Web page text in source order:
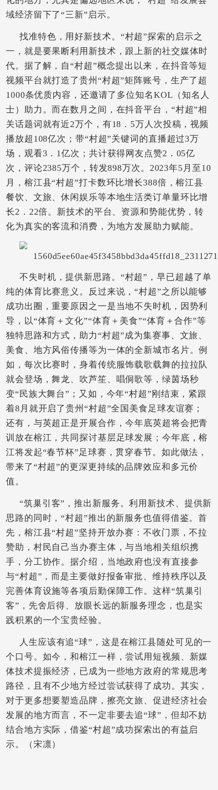
域经济留下了“三新”启示。
找准特色，用好新技术。“村超”探索的启示之
一，就是要果断利用新技术，跟上新的社交媒体时
代。据了解，自“村超”概念提出以来，在抖音等短
视频平台就打造了贵州“村超”矩阵账号，生产了超
1000条优质内容，还邀请了多位知名KOL（知名人
士）助力。而在数月之间，在抖音平台，“村超”相
关话题词就有近2万个，有18．5万人次投稿，视频
播放超108亿次；带“村超”关键词的直播超过3万
场，观看3．1亿次；共计获得网友点赞2．05亿
次，评论2385万个，转发898万次。2023年5月至10
月，榕江县“村超”打卡数环比增长388倍，榕江县
餐饮、文旅、休闲娱乐等本地生活类订单量环比增
长2．22倍。新技术的平台、资源和势能优势，转
化为真实的客流和消费，为地方发展助力赋能。
不失时机，提供新思路。“村超”，早已超越了单
纯的体育比赛意义。反过来说，“村超”之所以能够
成功出圈，重要原因之一是当地不失时机，因势利
导，以“体育＋文化”“体育＋美食”“体育＋合作”等
独特思路和方式，助力“村超”成为集赛事、文旅、
美食、地方风俗传播等为一体的全新城市名片。例
如，每次比赛时，身着传统服饰载歌载舞的拉拉队
就会登场，舞龙、吹芦笙、唱侗歌等，绿茵场秒
变“民族大舞台”；又如，今年“村超”刚结束，紧跟
着8月就开启了贵州“村超”全国美食足球友谊赛；
还有，与英超正是开展合作，今年底英超将会把青
训放在榕江，共同探讨基层足球发展；今年底，榕
江将发起“春节杯”足球赛，贯穿春节。如此做法，
带来了“村超”的更深更持续的品牌效应和多元价
值。
“筑巢引客”，推出新服务。利用新技术、提供新
思路的同时，“村超”推出的新服务也值得借鉴。首
先，榕江县“村超”坚持开放办赛：不收门票，不拉
赞助，村民自己当办赛主体，与当地相关组织携
手，分工协作。据介绍，当地政府也没有直接参
与“村超”，而是主要做好报备审批、维持秩序以及
完善体育设施等各项后勤保障工作。这样“筑巢引
客”，先舍后得、放眼长远的新服务理念，也是实
践积累的一个宝贵经验。
人生应该有追“球”，这是在榕江县随处可见的一
个口号。如今，和榕江一样，尝试用短视频、新媒
体技术提振经济，已成为一些地方政府的常规思考
路径，且有不少地方经过尝试获得了成功。其实，
对于更多想要塑造品牌，擦亮文旅、促进经济社会
发展的地方而言，不一定非要去追“球”，但却不妨
结合地方实际，借鉴“村超”成功探索出的有益启
示。（宋凛）